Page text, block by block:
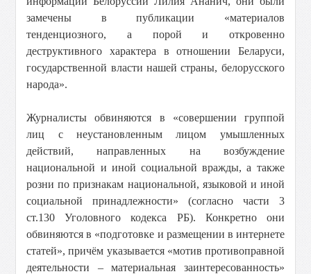
замечены в публикации «материалов
тенденциозного, а порой и откровенно
деструктивного характера в отношении Беларуси,
государственной власти нашей страны, белорусского
народа».
Журналисты обвиняются в «совершении группой
лиц с неустановленным лицом умышленных
действий, направленных на возбуждение
национальной и иной социальной вражды, а также
розни по признакам национальной, языковой и иной
социальной принадлежности» (согласно части 3
ст.130 Уголовного кодекса РБ). Конкретно они
обвиняются в «подготовке и размещении в интернете
статей», причём указывается «мотив противоправной
деятельности – материальная заинтересованность»